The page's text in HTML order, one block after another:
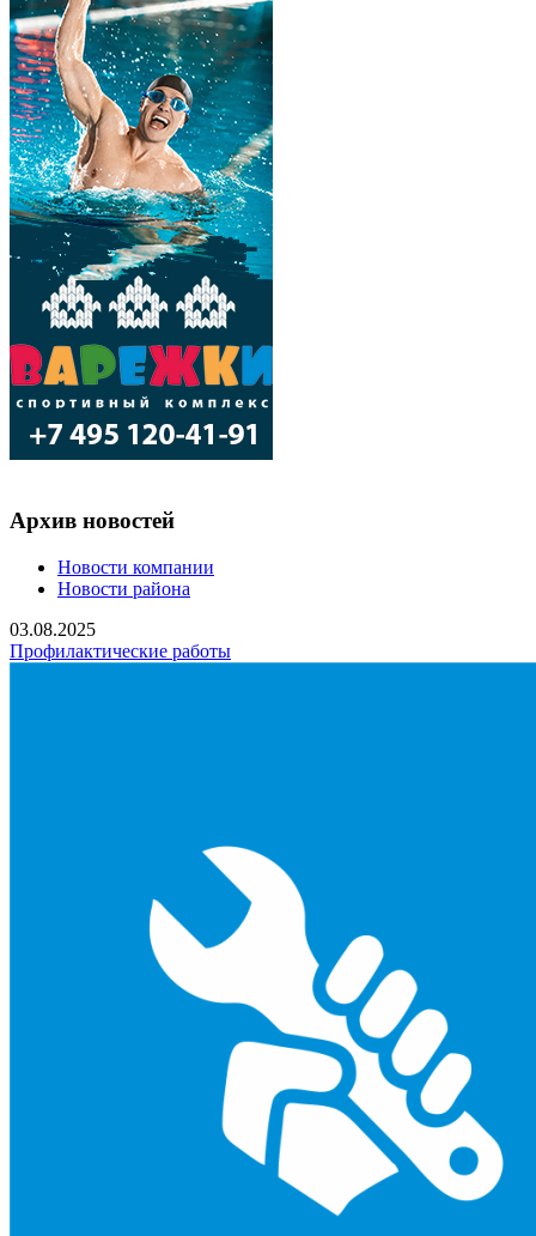
Архив новостей
Новости компании
Новости района
03.08.2025
Профилактические работы